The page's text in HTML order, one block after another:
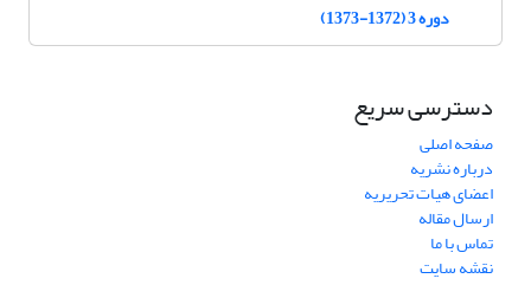
دوره 3 (1372-1373)
دسترسی سریع
صفحه اصلی
درباره نشریه
اعضای هیات تحریریه
ارسال مقاله
تماس با ما
نقشه سایت